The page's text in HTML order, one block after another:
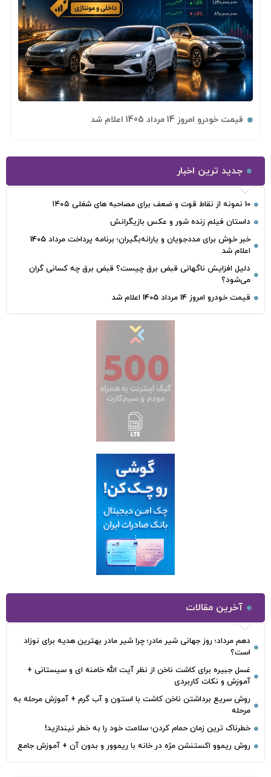
قیمت خودرو امروز 14 مرداد 1405 اعلام شد
جدید ترین اخبار
10 نمونه از نقاط قوت و ضعف برای مصاحبه‌ های شغلی ۱۴۰۵
داستان فیلم زنده شور و عکس بازیگرانش
خبر خوش برای مددجویان و یارانه‌بگیران؛ برنامه پرداخت مرداد 1405
اعلام شد
دلیل افزایش ناگهانی قبض برق چیست؟ قبض برق چه کسانی گران
می‌شود؟
قیمت خودرو امروز 14 مرداد 1405 اعلام شد
آخرین مقالات
دهم مرداد؛ روز جهانی شیر مادر؛ چرا شیر مادر بهترین هدیه برای نوزاد
است؟
غسل جبیره برای کاشت ناخن از نظر آیت الله خامنه ای و سیستانی +
آموزش و نکات کاربردی
روش سریع برداشتن ناخن کاشت با استون و آب گرم + آموزش مرحله به
مرحله
خطرناک‌ ترین زمان‌ حمام کردن؛ سلامت خود را به خطر نیندازید!
روش ریموو اکستنشن مژه در خانه با ریموور و بدون آن + آموزش جامع